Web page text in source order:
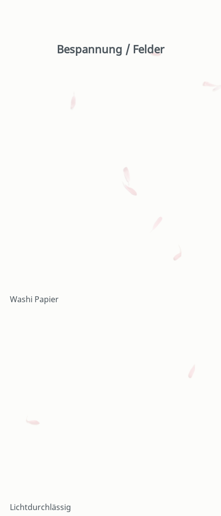
Bespannung / Felder
Washi Papier
Lichtdurchlässig